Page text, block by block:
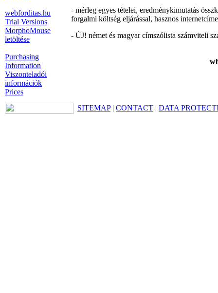
webforditas.hu
Trial Versions
MorphoMouse
letöltése
Purchasing
Information
Viszonteladói
információk
Prices
- mérleg egyes tételei, eredménykimutatás
forgalmi költség eljárással, hasznos
- ÚJ! német és magyar címszólista számviteli
SITEMAP| CONTACT | DATA